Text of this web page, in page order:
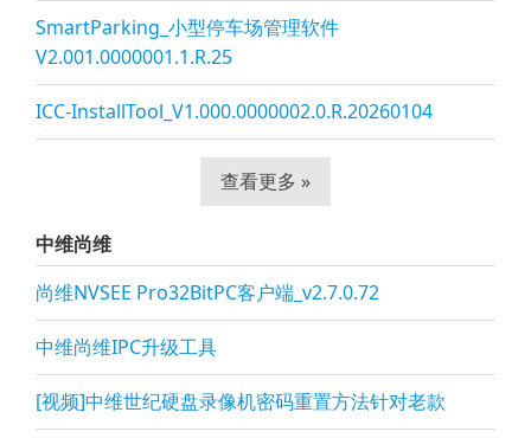
SmartParking_小型停车场管理软件
V2.001.0000001.1.R.25
ICC-InstallTool_V1.000.0000002.0.R.20260104
查看更多 »
中维尚维
尚维NVSEE Pro32BitPC客户端_v2.7.0.72
中维尚维IPC升级工具
[视频]中维世纪硬盘录像机密码重置方法针对老款